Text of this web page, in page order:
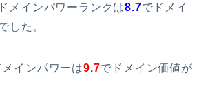
メインパワーランクは8.7でドメイ
した。
インパワーは9.7でドメイン価値が